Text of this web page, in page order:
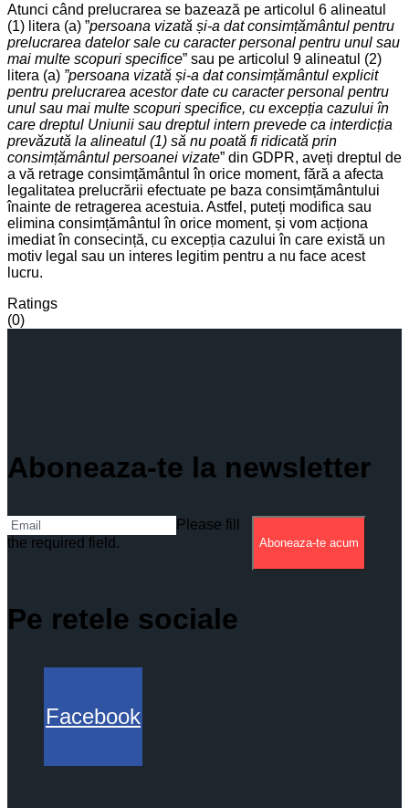
Atunci când prelucrarea se bazează pe articolul 6 alineatul
(1) litera (a) ”persoana vizată și-a dat consimțământul pentru
prelucrarea datelor sale cu caracter personal pentru unul sau
mai multe scopuri specifice” sau pe articolul 9 alineatul (2)
litera (a) ”persoana vizată și-a dat consimțământul explicit
pentru prelucrarea acestor date cu caracter personal pentru
unul sau mai multe scopuri specifice, cu excepția cazului în
care dreptul Uniunii sau dreptul intern prevede ca interdicția
prevăzută la alineatul (1) să nu poată fi ridicată prin
consimțământul persoanei vizate” din GDPR, aveți dreptul de
a vă retrage consimțământul în orice moment, fără a afecta
legalitatea prelucrării efectuate pe baza consimțământului
înainte de retragerea acestuia. Astfel, puteți modifica sau
elimina consimțământul în orice moment, și vom acționa
imediat în consecință, cu excepția cazului în care există un
motiv legal sau un interes legitim pentru a nu face acest
lucru.
Ratings
(0)
Aboneaza-te la newsletter
Please fill
the required field.
Aboneaza-te acum
Pe retele sociale
Facebook